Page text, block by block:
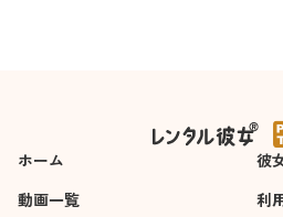
ホーム
彼
動画一覧
利